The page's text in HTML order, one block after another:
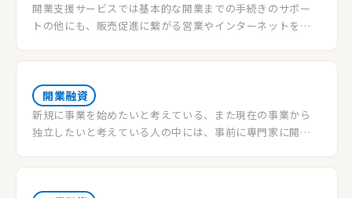
開業支援サービスでは基本的な開業までの手続きのサポー
トの他にも、販売促進に繋がる営業やインターネットを活
げてくれています。勿論、こういったサービスを利用せず自
った際には想定外な事も起こりやすく多忙を極めるケース
が大半です。自身が長く経営をしていくのであれば尚の事、
事業に集中するためにプロにお任せすることをおすすめし
開業融資
新規に事業を始めたいと考えている、また現在の事業から
独立したいと考えている人の中には、事前に専門家に開業
記事では、開業資金について相談できる窓口がある機関と、